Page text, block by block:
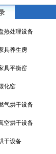
热处理设备
具养生房
具平衡窑
化窑
气烘干设备
空烘干设备
干设备